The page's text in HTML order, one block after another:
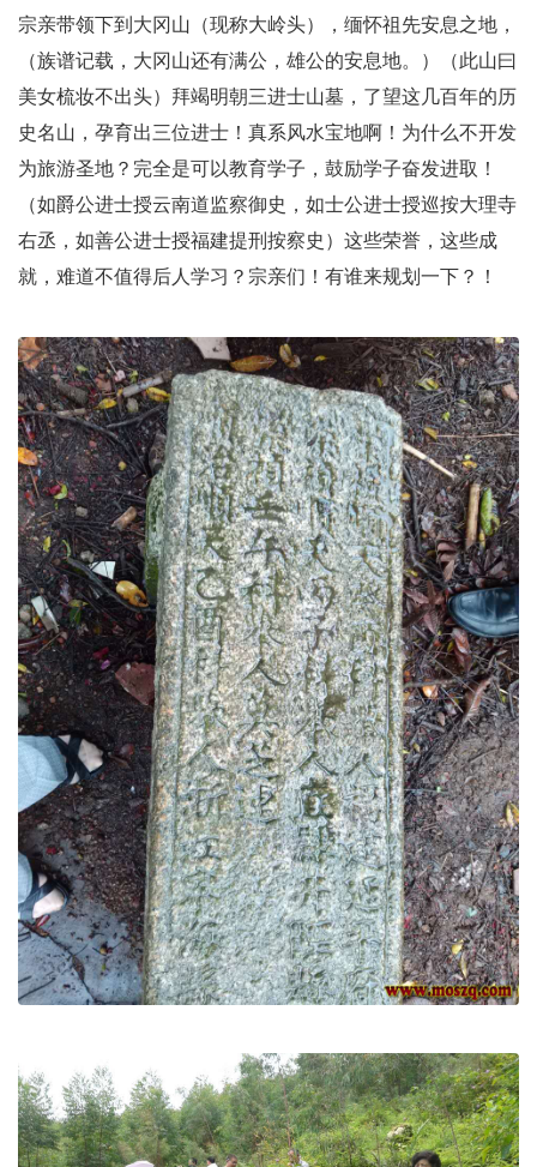
宗亲带领下到大冈山（现称大岭头），缅怀祖先安息之地，
（族谱记载，大冈山还有满公 ，雄公的安息地。）（此山曰
美女梳妆不出头）拜竭明朝三进士山墓，了望这几百年的历
史名山，孕育出三位进士！真系风水宝地啊！为什么不开发
为旅游圣地？完全是可以教育学子，鼓励学子奋发进取！
（如爵公进士授云南道监察御史，如士公进士授巡按大理寺
右丞，如善公进士授福建提刑按察史）这些荣誉，这些成
就，难道不值得后人学习？宗亲们！有谁来规划一下？！